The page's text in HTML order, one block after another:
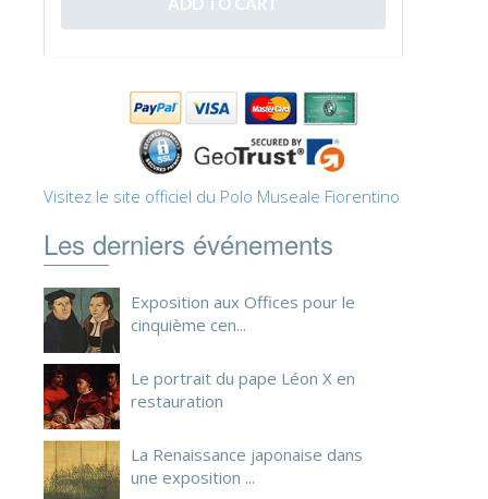
Visitez le site officiel du Polo Museale Fiorentino
Les derniers événements
Exposition aux Offices pour le
cinquième cen...
Le portrait du pape Léon X en
restauration
La Renaissance japonaise dans
une exposition ...